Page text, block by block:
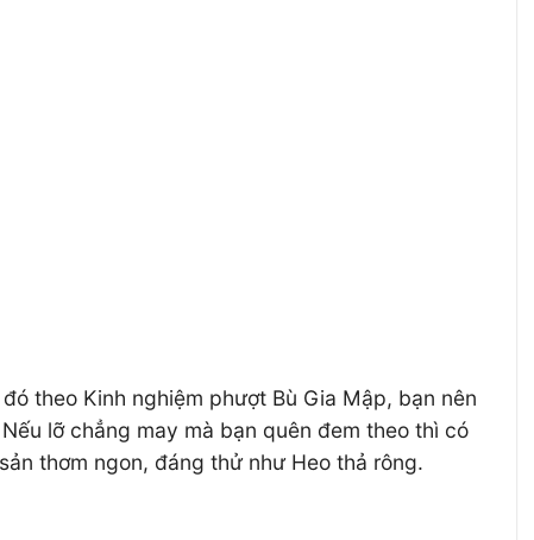
theo Kinh nghiệm phượt Bù Gia Mập, bạn nên
lỡ chẳng may mà bạn quên đem theo thì có
thơm ngon, đáng thử như Heo thả rông.